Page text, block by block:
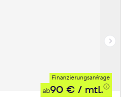
Finanzierungsanfrage
ab90 € / mtl.